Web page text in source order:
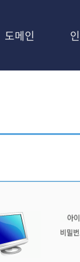
도메인